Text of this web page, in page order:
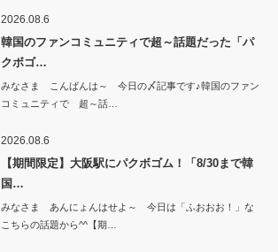
2026.08.6
韓国のファンコミュニティで超～話題だった「パ
クボゴ…
みなさま こんばんは～ 今日の〆記事です♪韓国のファン
コミュニティで 超～話…
2026.08.6
【期間限定】大阪駅にパクボゴム！「8/30まで韓
国…
みなさま あんにょんはせよ～ 今日は「ふおおお！」な
こちらの話題から^^【期…